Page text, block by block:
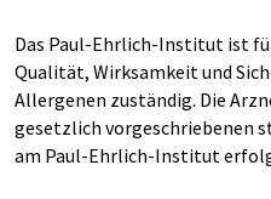
Das Paul-Ehrlich-Institut ist
Qualität, Wirksamkeit und
Allergenen zuständig. Die
gesetzlich vorgeschriebenen
am Paul-Ehrlich-Institut